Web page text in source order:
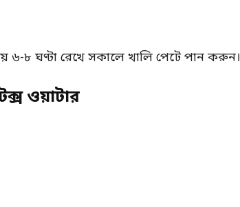
৬-৮ ঘণ্টা রেখে সকালে খালি পেটে পান করুন।
ওয়াটার